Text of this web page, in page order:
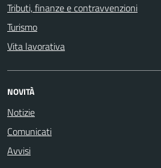
Tributi, finanze e contravvenzioni
Turismo
Vita lavorativa
NOVITÀ
Notizie
Comunicati
Avvisi